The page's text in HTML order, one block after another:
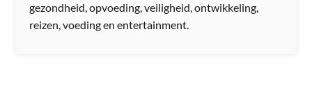
gezondheid, opvoeding, veiligheid, ontwikkeling,
reizen, voeding en entertainment.